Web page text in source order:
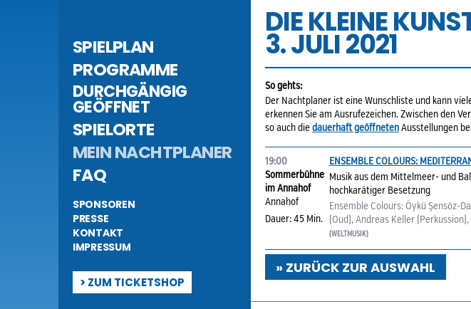
SPIELPLAN
PROGRAMME
DURCHGÄNGIG
GEÖFFNET
SPIELORTE
MEIN NACHTPLANER
FAQ
SPONSOREN
PRESSE
KONTAKT
IMPRESSUM
> ZUM TICKETSHOP
DIE KLEINE
3. JULI 2021
So gehts:
Der Nachtplaner ist eine Wunschliste und kann
erkennen Sie am Ausrufezeichen. Zwischen den
so auch die dauerhaft geöffneten Ausstellungen
19:00
Sommerbühne
im Annahof
Annahof
Dauer: 45 Min.
ENSEMBLE COLOURS:
Musik aus dem Mittelmeer- und
hochkarätiger Besetzung
Ensemble Colours: Öykü Şensöz-
(Oud), Andreas Keller
(WELTMUSIK)
» ZURÜCK ZUR AUSWAHL